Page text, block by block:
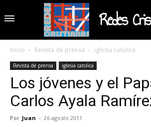
Redes
Inicio Revista de prensa iglesia catolica
Revista de prensa iglesia catolica
Los jóvenes y el
Carlos Ayala
Por Juan - 26 agosto 2011